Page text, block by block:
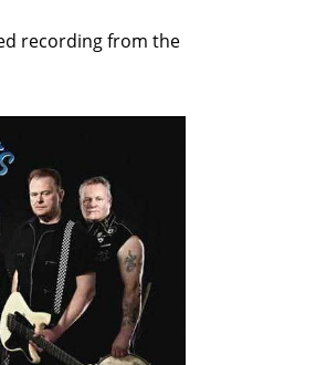
recording from the